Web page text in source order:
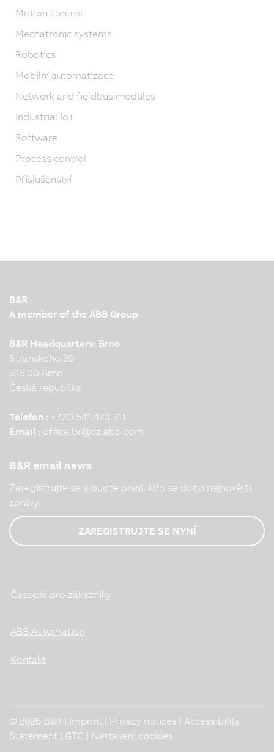
Motion control
Mechatronic systems
Robotics
Mobilní automatizace
Network and fieldbus modules
Industrial IoT
Software
Process control
Příslušenství
B&R
A member of the ABB Group
B&R Headquarters: Brno
Stranskeho 39
616 00 Brno
Česká republika
Telefon : +420 541 420 311
Email : office.br@cz.abb.com
B&R email news
Zaregistrujte se a buďte první, kdo se dozví nejnovější
zprávy.
ZAREGISTRUJTE SE NYNÍ
Časopis pro zákazníky
ABB Automation
Kontakt
© 2026 B&R | Imprint Privacy notices
Accessibility
Statement
GTC Nastavení cookies